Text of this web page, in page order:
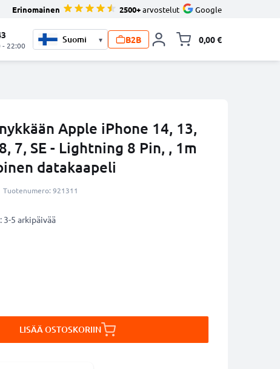
Erinomainen 2500+arvostelut Google
- 22:00
▾ B2B 0,00 €
Apple iPhone 14, 13,
7, SE - Lightning 8 Pin, , 1m
datakaapeli
Tuotenumero: 921311
3-5 arkipäivää
LISÄÄ OSTOSKORIIN